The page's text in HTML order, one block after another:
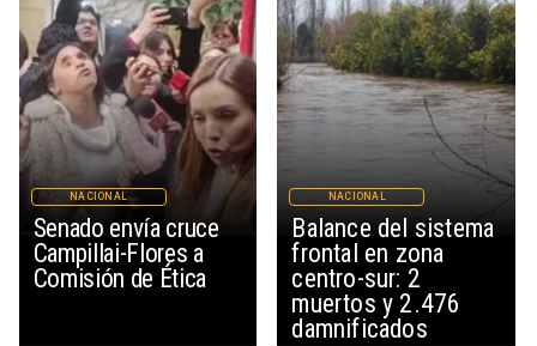
Senado envía cruce
Campillai-Flores a
Comisión de Ética
NACIONAL
Balance del sistema
frontal en zona
centro-sur: 2
muertos y 2.476
damnificados
NACIONAL